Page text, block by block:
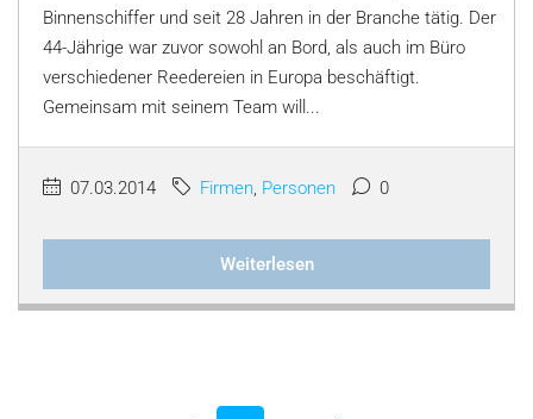
Binnenschiffer und seit 28 Jahren in der Branche tätig. Der
44-Jährige war zuvor sowohl an Bord, als auch im Büro
verschiedener Reedereien in Europa beschäftigt.
Gemeinsam mit seinem Team will...
07.03.2014 Firmen, Personen 0
Weiterlesen